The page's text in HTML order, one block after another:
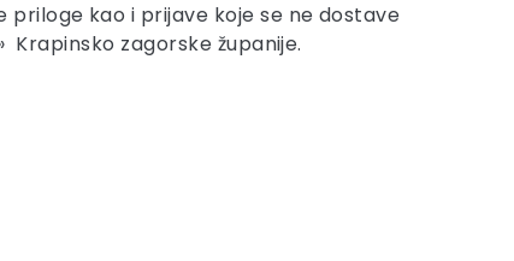
kao i prijave koje se ne dostave
zagorske županije.